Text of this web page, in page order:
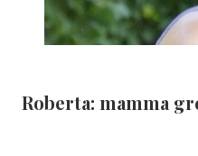
Roberta: mamma